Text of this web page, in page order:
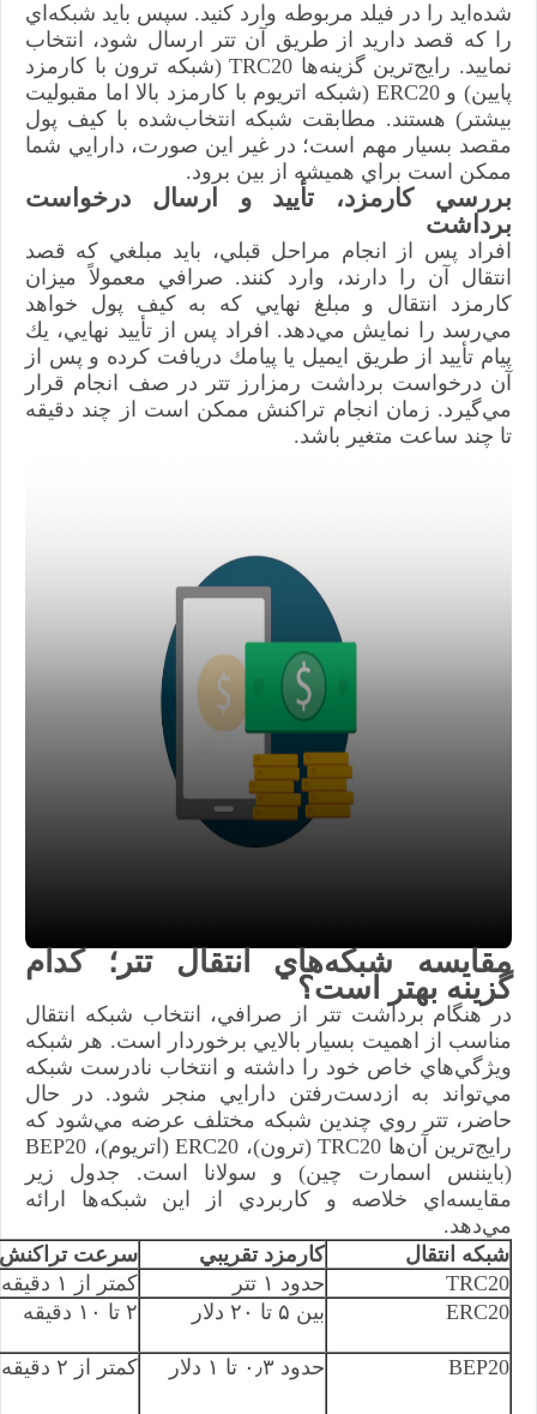
شده‌ايد را در فيلد مربوطه وارد كنيد. سپس بايد شبكه‌اي
را كه قصد داريد از طريق آن تتر ارسال شود، انتخاب
نماييد. رايج‌ترين گزينه‌ها TRC20 (شبكه ترون با كارمزد
پايين) و ERC20 (شبكه اتريوم با كارمزد بالا اما مقبوليت
بيشتر) هستند. مطابقت شبكه انتخاب‌شده با كيف پول
مقصد بسيار مهم است؛ در غير اين صورت، دارايي شما
ممكن است براي هميشه از بين برود.
بررسي كارمزد، تأييد و ارسال درخواست
برداشت
افراد پس از انجام مراحل قبلي، بايد مبلغي كه قصد
انتقال آن را دارند، وارد كنند. صرافي معمولاً ميزان
كارمزد انتقال و مبلغ نهايي كه به كيف پول خواهد
مي‌رسد را نمايش مي‌دهد. افراد پس از تأييد نهايي، يك
پيام تأييد از طريق ايميل يا پيامك دريافت كرده و پس از
آن درخواست برداشت رمزارز تتر در صف انجام قرار
مي‌گيرد. زمان انجام تراكنش ممكن است از چند دقيقه
تا چند ساعت متغير باشد.
مقايسه شبكه‌هاي انتقال تتر؛ كدام
گزينه بهتر است؟
در هنگام برداشت تتر از صرافي، انتخاب شبكه انتقال
مناسب از اهميت بسيار بالايي برخوردار است. هر شبكه
ويژگي‌هاي خاص خود را داشته و انتخاب نادرست شبكه
مي‌تواند به ازدست‌رفتن دارايي منجر شود. در حال
حاضر، تتر روي چندين شبكه مختلف عرضه مي‌شود كه
رايج‌ترين آن‌ها TRC20 (ترون)، ERC20 (اتريوم)، BEP20
(بايننس اسمارت چين) و سولانا است. جدول زير
مقايسه‌اي خلاصه و كاربردي از اين شبكه‌ها ارائه
مي‌دهد.
شبكه انتقال
كارمزد تقريبي
سرعت تراكنش
TRC20
حدود ۱ تتر
كمتر از ۱ دقيقه
ERC20
بين ۵ تا ۲۰ دلار ۲ تا ۱۰ دقيقه
BEP20 حدود ۰٫۳ تا ۱ دلار كمتر از ۲ دقيقه